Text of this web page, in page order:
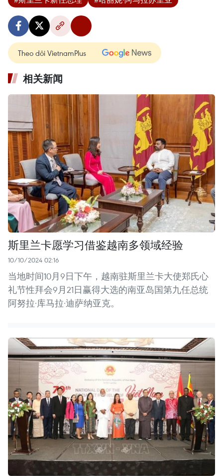
Theo dõi VietnamPlus
相关新闻
斯里兰卡愿学习借鉴越南多领域经验
10/10/2024 02:16
当地时间10月9日下午，越南驻斯里兰卡大使郑氏心
礼节性拜会9月21日赢得大选的南亚岛国第九任总统
阿努拉·库马拉·迪萨纳亚克。